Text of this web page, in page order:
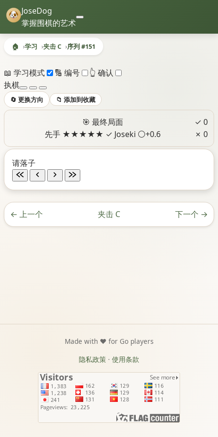
JoseDog
掌握围棋的艺术
🏠 学习 夹击 C 序列 #151
序列 #151 - 夹击 C
请落子
📖 学习模式 🔢 编号
👆 确认
执棋
🔄 更换方向 📁 添加到收藏
🎯 最终局面
先手 ★★★★★ ✓ Joseki ⚪+0.6
✓ 0
✗ 0
← 上一个 夹击 C 下一个 →
Made with ❤️ for Go players
隐私政策 · 使用条款